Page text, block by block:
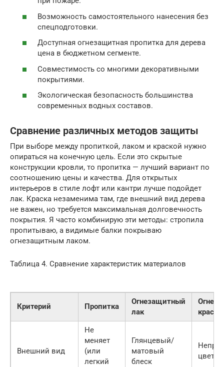
Возможность самостоятельного нанесения без
спецподготовки.
Доступная огнезащитная пропитка для дерева
цена в бюджетном сегменте.
Совместимость со многими декоративными
покрытиями.
Экологическая безопасность большинства
современных водных составов.
Сравнение различных методов защиты
При выборе между пропиткой, лаком и краской нужно
опираться на конечную цель. Если это скрытые
конструкции кровли, то пропитка — лучший вариант по
соотношению цены и качества. Для открытых
интерьеров в стиле лофт или кантри лучше подойдет
лак. Краска незаменима там, где внешний вид дерева
не важен, но требуется максимальная долговечность
покрытия. Я часто комбинирую эти методы: стропила
пропитываю, а видимые балки покрываю
огнезащитным лаком.
Таблица 4. Сравнение характеристик материалов
Критерий Пропитка
Огнезащитный
лак
краска
Внешний вид
Не
меняет
(или
легкий
Глянцевый/
матовый
блеск
цвет